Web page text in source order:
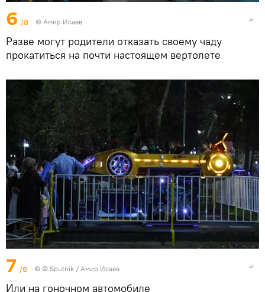
6 /8 © Амир Исаев
Разве могут родители отказать своему чаду
прокатиться на почти настоящем вертолете
7 /8 © © Sputnik / Амир Исаев
Или на гоночном автомобиле